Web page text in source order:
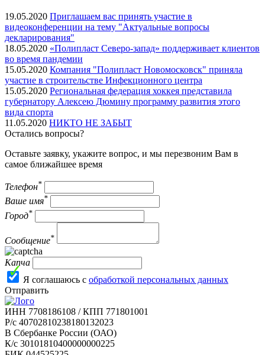
19.05.2020 Приглашаем вас принять участие в
видеоконференции на тему "Актуальные вопросы
декларирования"
18.05.2020 «Полипласт Северо-запад» поддерживает клиентов
во время пандемии
15.05.2020 Компания "Полипласт Новомосковск" приняла
участие в строительстве Инфекционного центра
15.05.2020 Региональная федерация хоккея представила
губернатору Алексею Дюмину программу развития этого
вида спорта
11.05.2020 НИКТО НЕ ЗАБЫТ
Остались вопросы?
Оставьте заявку, укажите вопрос, и мы перезвоним Вам в
самое ближайшее время
Телефон*
Ваше имя*
Город*
Сообщение*
Капча
Я соглашаюсь с обработкой персональных данных
Отправить
ИНН 7708186108 / КПП 771801001
Р/с 40702810238180132023
В Сбербанке России (ОАО)
К/с 30101810400000000225